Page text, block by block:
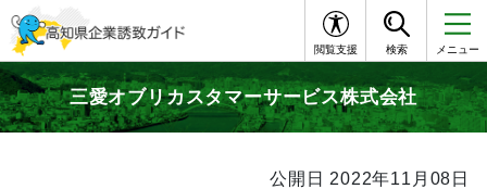
閲覧支援 検索 メニュー
三愛オブリカスタマーサービス株式会社
公開日 2022年11月08日